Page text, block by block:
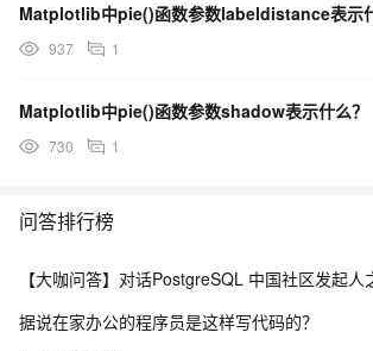
Matplotlib中pie()函数参数labeldistance表示
937 1
Matplotlib中pie()函数参数shadow表示什么？
730 1
问答排行榜
据说在家办公的程序员是这样写代码的？